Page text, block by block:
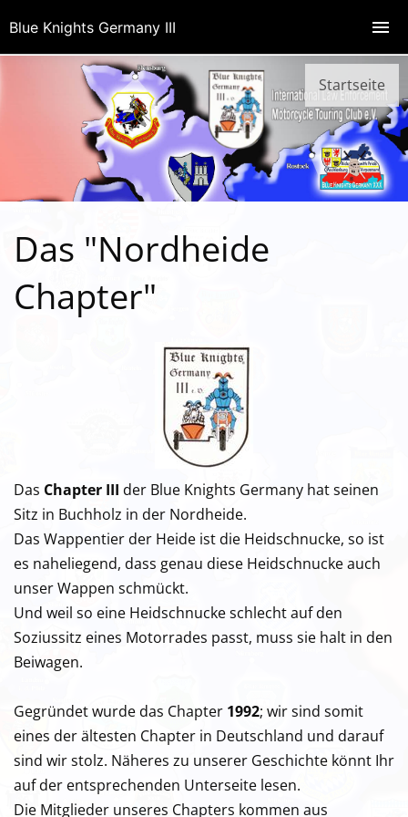
Startseite
Das "Nordheide
Chapter"
Das Chapter III der Blue Knights Germany hat seinen
Sitz in Buchholz in der Nordheide.
Das Wappentier der Heide ist die Heidschnucke, so ist
es naheliegend, dass genau diese Heidschnucke auch
unser Wappen schmückt.
Und weil so eine Heidschnucke schlecht auf den
Soziussitz eines Motorrades passt, muss sie halt in den
Beiwagen.
Gegründet wurde das Chapter 1992; wir sind somit
eines der ältesten Chapter in Deutschland und darauf
sind wir stolz. Näheres zu unserer Geschichte könnt Ihr
auf der entsprechenden Unterseite lesen.
Die Mitglieder unseres Chapters kommen aus
Blue Knights Germany III